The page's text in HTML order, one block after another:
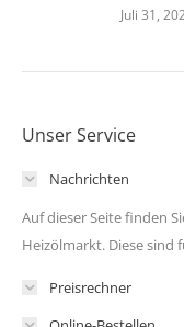
Juli 31,
Unser Service
Nachrichten
Auf dieser Seite finden
Heizölmarkt. Diese sind
Preisrechner